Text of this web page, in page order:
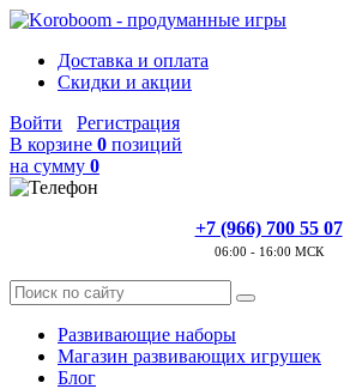
Доставка и оплата
Скидки и акции
Войти
Регистрация
В корзине 0 позиций
на сумму 0
+7 (966) 700 55 07
06:00 - 16:00 МСК
Развивающие наборы
Магазин развивающих игрушек
Блог